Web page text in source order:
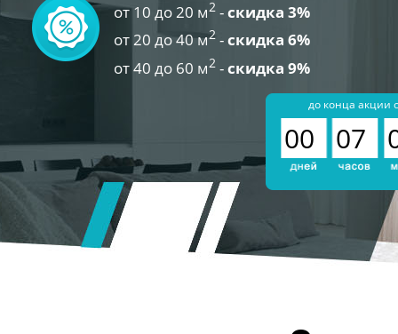
от 10 до 20 м2 -скидка 3%
от 20 до 40 м2 -скидка 6%
от 40 до 60 м2 -скидка 9%
до конца акции
00 07